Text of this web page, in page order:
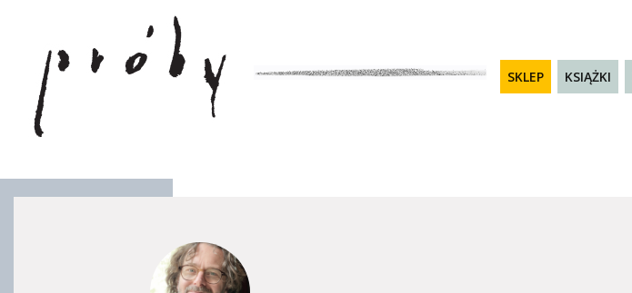
SKLEP KSIĄŻKI